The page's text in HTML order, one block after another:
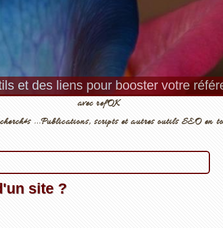
et des liens pour booster votre
avec refOK
...Publications, scripts et autres outils SEO en
site ?